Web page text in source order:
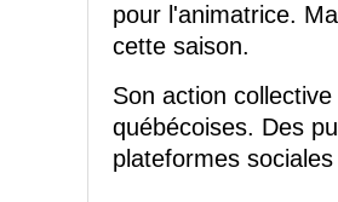
pour l'animatrice.
cette saison.
Son action
québécoises. Des
plateformes